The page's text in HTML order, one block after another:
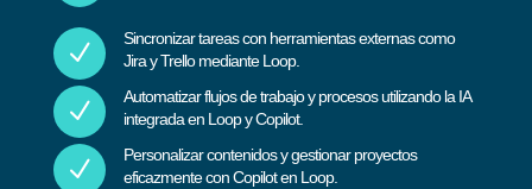
N
Sincronizar tareas con herramientas externas como
Jira y Trello mediante Loop.
N
Automatizar flujos de trabajo y procesos utilizando la IA
integrada en Loop y Copilot.
N
Personalizar contenidos y gestionar proyectos
eficazmente con Copilot en Loop.